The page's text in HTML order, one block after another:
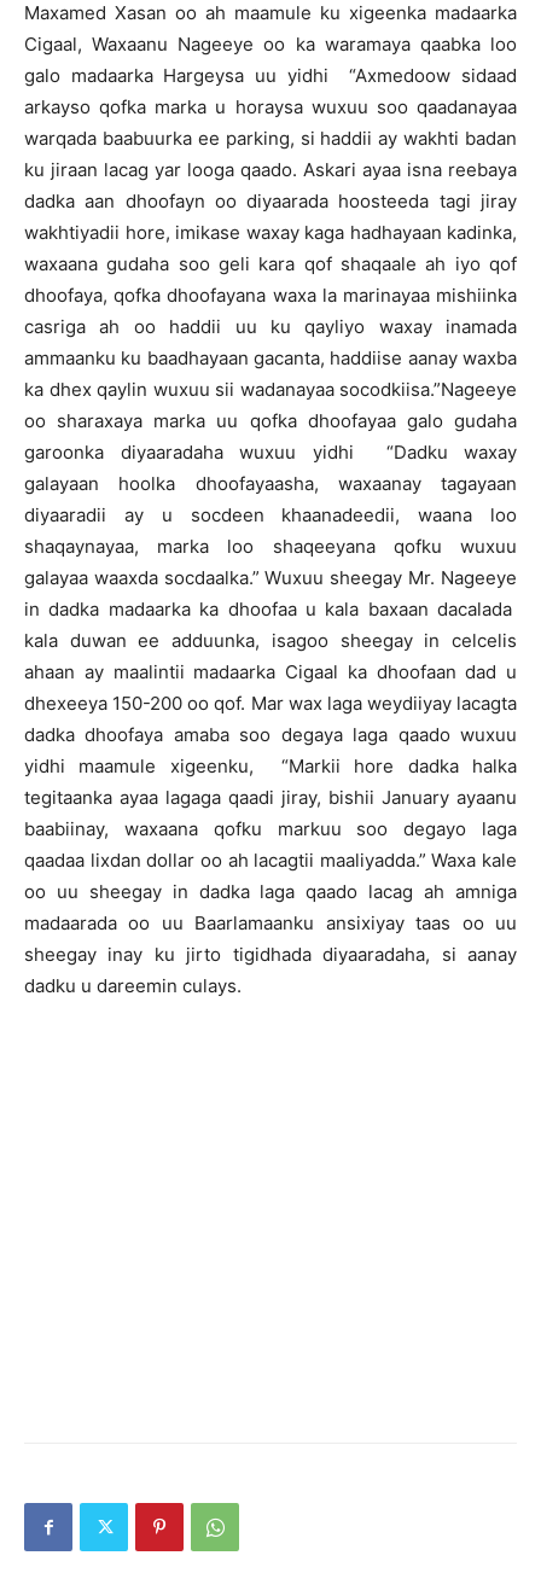
Maxamed Xasan oo ah maamule ku xigeenka madaarka
Cigaal, Waxaanu Nageeye oo ka waramaya qaabka loo
galo madaarka Hargeysa uu yidhi “Axmedoow sidaad
arkayso qofka marka u horaysa wuxuu soo qaadanayaa
warqada baabuurka ee parking, si haddii ay wakhti badan
ku jiraan lacag yar looga qaado. Askari ayaa isna reebaya
dadka aan dhoofayn oo diyaarada hoosteeda tagi jiray
wakhtiyadii hore, imikase waxay kaga hadhayaan kadinka,
waxaana gudaha soo geli kara qof shaqaale ah iyo qof
dhoofaya, qofka dhoofayana waxa la marinayaa mishiinka
casriga ah oo haddii uu ku qayliyo waxay inamada
ammaanku ku baadhayaan gacanta, haddiise aanay waxba
ka dhex qaylin wuxuu sii wadanayaa socodkiisa.”Nageeye
oo sharaxaya marka uu qofka dhoofayaa galo gudaha
garoonka diyaaradaha wuxuu yidhi “Dadku waxay
galayaan hoolka dhoofayaasha, waxaanay tagayaan
diyaaradii ay u socdeen khaanadeedii, waana loo
shaqaynayaa, marka loo shaqeeyana qofku wuxuu
galayaa waaxda socdaalka.” Wuxuu sheegay Mr. Nageeye
in dadka madaarka ka dhoofaa u kala baxaan dacalada
kala duwan ee adduunka, isagoo sheegay in celcelis
ahaan ay maalintii madaarka Cigaal ka dhoofaan dad u
dhexeeya 150-200 oo qof. Mar wax laga weydiiyay lacagta
dadka dhoofaya amaba soo degaya laga qaado wuxuu
yidhi maamule xigeenku, “Markii hore dadka halka
tegitaanka ayaa lagaga qaadi jiray, bishii January ayaanu
baabiinay, waxaana qofku markuu soo degayo laga
qaadaa lixdan dollar oo ah lacagtii maaliyadda.” Waxa kale
oo uu sheegay in dadka laga qaado lacag ah amniga
madaarada oo uu Baarlamaanku ansixiyay taas oo uu
sheegay inay ku jirto tigidhada diyaaradaha, si aanay
dadku u dareemin culays.